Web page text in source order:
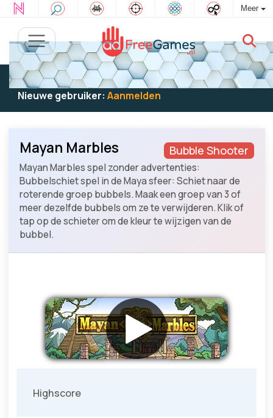
Meer
Bestaande gebruiker: Log in
om te spelen
Nieuwe gebruiker: Aanmelden
Bubble Shooter
Mayan Marbles
Mayan Marbles spel zonder advertenties:
Bubbelschiet spel in de Maya sfeer: Schiet naar de
roterende groep bubbels. Maak een groep van 3 of
meer dezelfde bubbels om ze te verwijderen. Klik of
tap op de schieter om de kleur te wijzigen van de
bubbel.
Highscore